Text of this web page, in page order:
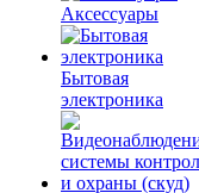
Аксессуары
Бытовая
электроника